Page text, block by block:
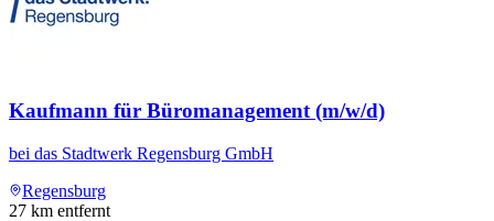
Kaufmann für Büromanagement (m/w/d)
bei das Stadtwerk Regensburg GmbH
Regensburg
27 km entfernt